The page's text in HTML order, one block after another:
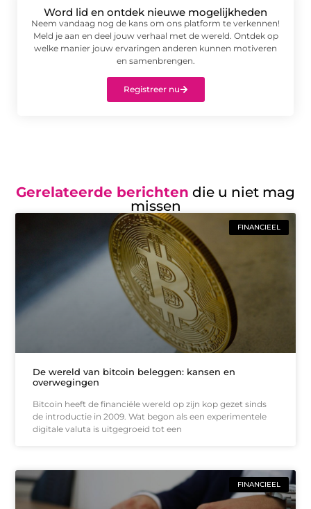
Word lid en ontdek nieuwe mogelijkheden
Neem vandaag nog de kans om ons platform te verkennen!
Meld je aan en deel jouw verhaal met de wereld. Ontdek op
welke manier jouw ervaringen anderen kunnen motiveren
en samenbrengen.
Registreer nu
Gerelateerde berichten die u niet mag
missen
FINANCIEEL
De wereld van bitcoin beleggen: kansen en
overwegingen
Bitcoin heeft de financiële wereld op zijn kop gezet sinds
de introductie in 2009. Wat begon als een experimentele
digitale valuta is uitgegroeid tot een
FINANCIEEL